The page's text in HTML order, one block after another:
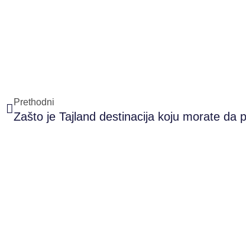
Prethodni
Zašto je Tajland destinacija koju morate da